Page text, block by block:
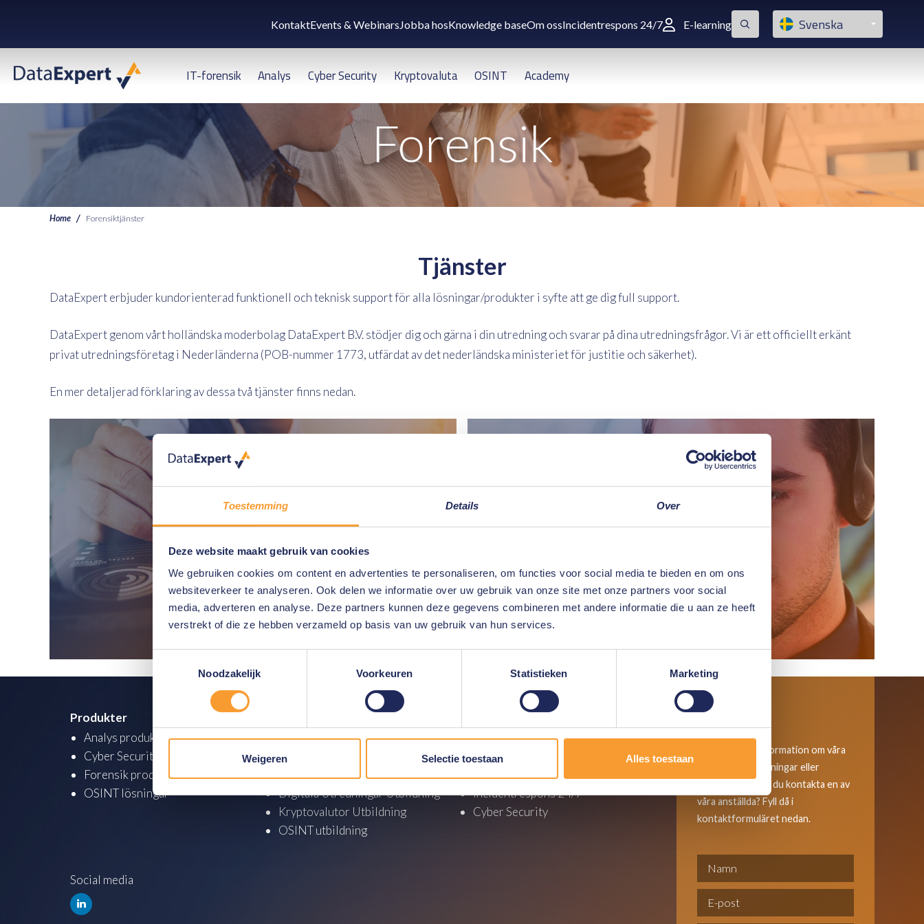
Toestemming Details Over
Deze website maakt gebruik van cookies
We gebruiken cookies om content en advertenties te personaliseren, om functies voor social media te bieden en om ons
websiteverkeer te analyseren. Ook delen we informatie over uw gebruik van onze site met onze partners voor social
media, adverteren en analyse. Deze partners kunnen deze gegevens combineren met andere informatie die u aan ze heeft
verstrekt of die ze hebben verzameld op basis van uw gebruik van hun services.
Toestemmingsselectie
Noodzakelijk
Voorkeuren Statistieken Marketing
Weigeren Selectie toestaan Alles toestaan
KontaktEvents & Webinars Jobba hosKnowledge baseOm ossIncidentrespons 24/7 E-learning Svenska
IT-forensik Analys Cyber Security Kryptovaluta OSINT Academy
Forensik
Home Forensiktjänster
Tjänster
DataExpert erbjuder kundorienterad funktionell och teknisk support för alla lösningar/produkter i syfte att ge dig full support.
DataExpert genom vårt holländska moderbolag DataExpert B.V. stödjer dig och gärna i din utredning och svarar på dina utredningsfrågor. Vi är ett officiellt erkänt
privat utredningsföretag i Nederländerna (POB-nummer 1773, utfärdat av det nederländska ministeriet för justitie och säkerhet).
En mer detaljerad förklaring av dessa två tjänster finns nedan.
Läs mer
Produkter
Analys produkter
Cyber Security
Forensik produkter
OSINT lösningar
Analytisk Utbildning
Cyberbrottslighet Utbildning
Cybersäkerhet utbildning
Digitala Utredningar Utbildning
Kryptovalutor Utbildning
OSINT utbildning
Konsultationer
Support
Utredningar
Incidentrespons 24/7
Cyber Security
Social media
Vill du ha mer information om våra
produkter, utbildningar eller
tjänster? Eller vill du kontakta en av
våra anställda? Fyll då i
kontaktformuläret nedan.